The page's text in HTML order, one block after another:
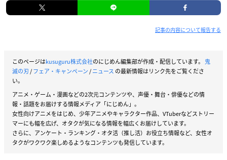
記事の内容について報告する
このページはkusuguru株式会社のにじめん編集部が作成・配信しています。 鬼
滅の刃/フェア・キャンペーン/ニュース の最新情報はリンク先をご覧くださ
い。
アニメ・ゲーム・漫画などの2次元コンテンツや、声優・舞台・俳優などの情
報・話題をお届けする情報メディア「にじめん」。
女性向けアニメをはじめ、少年アニメやキャラクター作品、VTuberなどストリー
マーにも幅を広げ、オタクが気になる情報を幅広くお届けしています。
さらに、アンケート・ランキング・オタ活（推し活）お役立ち情報など、女性オ
タクがワクワク楽しめるようなコンテンツも発信しています。